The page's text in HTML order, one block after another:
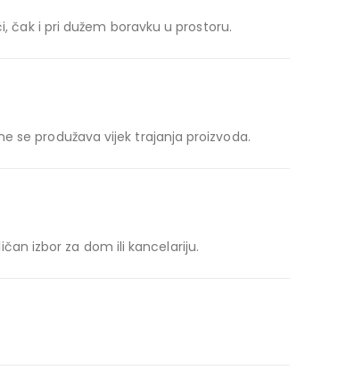
čak i pri dužem boravku u prostoru.
se produžava vijek trajanja proizvoda.
izbor za dom ili kancelariju.